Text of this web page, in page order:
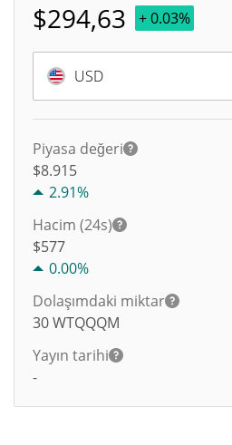
$294,63 + 0.03%
USD
Piyasa değeri
$8.915
2.91%
Hacim (24s)
$577
0.00%
Dolaşımdaki miktar
30WTQQQM
Yayın tarihi
-